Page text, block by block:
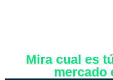
Mira cual es
mercado